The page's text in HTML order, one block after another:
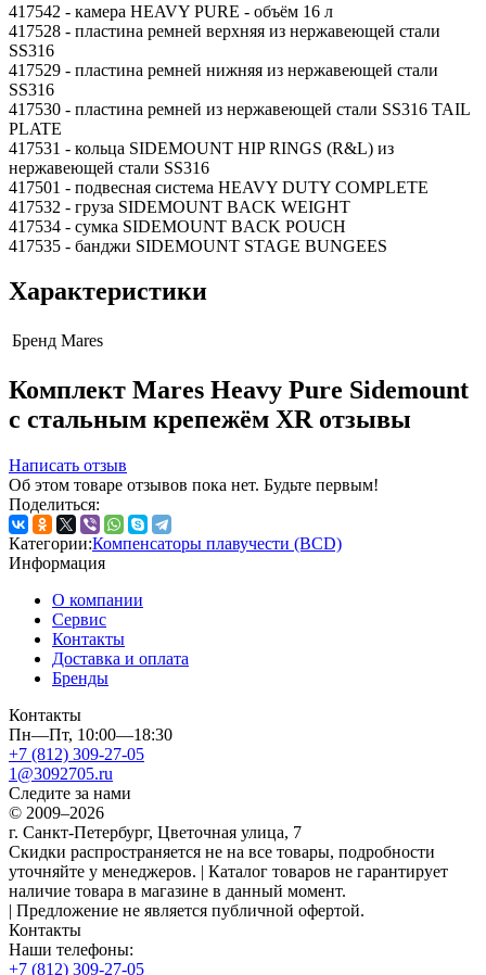
417542 - камера HEAVY PURE - объём 16 л
417528 - пластина ремней верхняя из нержавеющей стали
SS316
417529 - пластина ремней нижняя из нержавеющей стали
SS316
417530 - пластина ремней из нержавеющей стали SS316 TAIL
PLATE
417531 - кольца SIDEMOUNT HIP RINGS (R&L) из
нержавеющей стали SS316
417501 - подвесная система HEAVY DUTY COMPLETE
417532 - груза SIDEMOUNT BACK WEIGHT
417534 - сумка SIDEMOUNT BACK POUCH
417535 - банджи SIDEMOUNT STAGE BUNGEES
Характеристики
Бренд Mares
Комплект Mares Heavy Pure Sidemount
с стальным крепежём XR отзывы
Написать отзыв
Об этом товаре отзывов пока нет. Будьте первым!
Поделиться:
Категории:Компенсаторы плавучести (BCD)
Информация
О компании
Сервис
Контакты
Доставка и оплата
Бренды
Контакты
Пн—Пт, 10:00—18:30
+7 (812) 309-27-05
1@3092705.ru
Следите за нами
© 2009–2026
г. Санкт-Петербург, Цветочная улица, 7
Скидки распространяется не на все товары, подробности
уточняйте у менеджеров. | Каталог товаров не гарантирует
наличие товара в магазине в данный момент.
| Предложение не является публичной офертой.
Контакты
Наши телефоны:
+7 (812) 309-27-05